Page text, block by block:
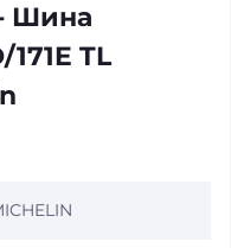
Шина
TL